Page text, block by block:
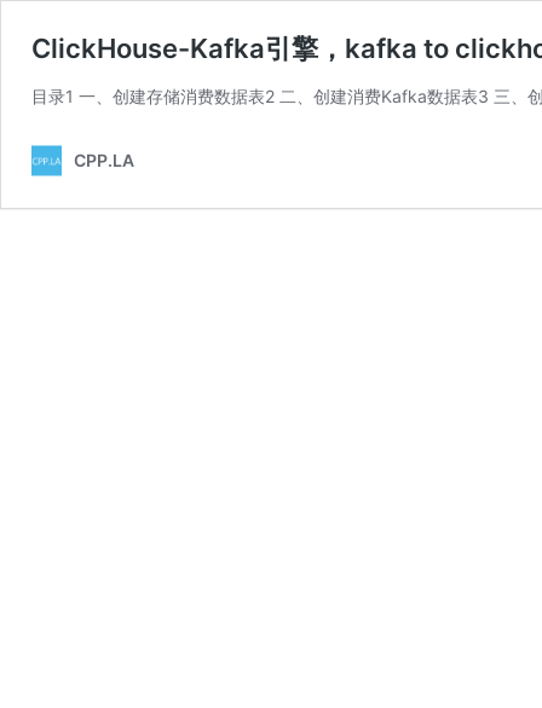
ClickHouse-Kafka引擎，kafka to
目录1 一、创建存储消费数据表2 二、创建消费Kafka数据表3 三
CPP.LA